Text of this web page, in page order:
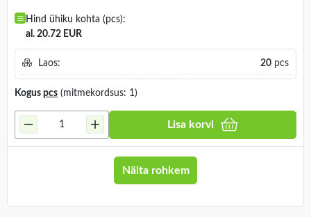
Hind ühiku kohta (pcs):
al. 20.72 EUR
Laos: 20 pcs
Kogus pcs (mitmekordsus: 1)
Lisa korvi
Näita rohkem